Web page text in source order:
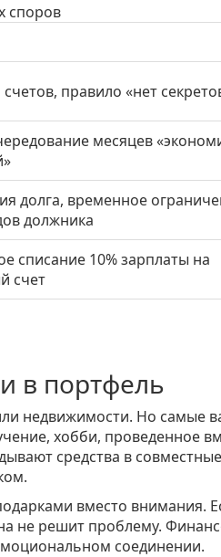
споров
правило «нет
месяцев
долга, временное
должника
списание 10% зарплаты на
счет
в портфель
недвижимости. Но самые
хобби, проведенное
средства в совместные
вместо внимания.
не решит проблему.
соединении.